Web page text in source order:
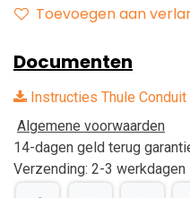
Toevoegen aan
Documenten
Instructies Thule
Algemene voorwaarden
14-dagen geld terug
Verzending: 2-3